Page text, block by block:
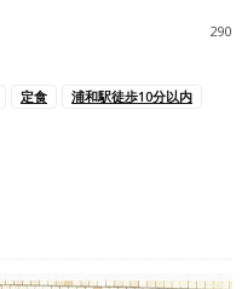
290
定食
浦和駅徒歩10分以内